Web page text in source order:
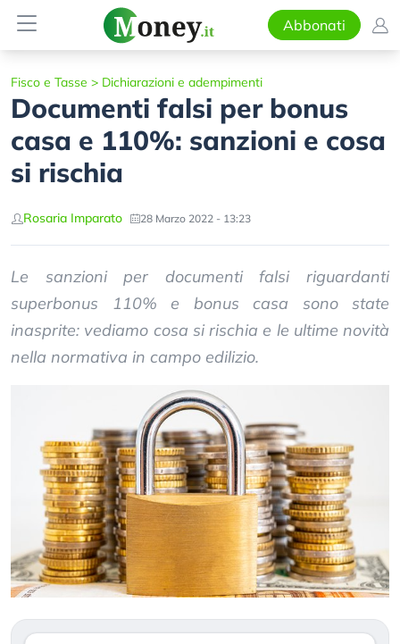
Abbonati
Fisco e Tasse > Dichiarazioni e adempimenti
Documenti falsi per bonus
casa e 110%: sanzioni e cosa
si rischia
Rosaria Imparato 28 Marzo 2022 - 13:23
Le sanzioni per documenti falsi riguardanti
superbonus 110% e bonus casa sono state
inasprite: vediamo cosa si rischia e le ultime novità
nella normativa in campo edilizio.